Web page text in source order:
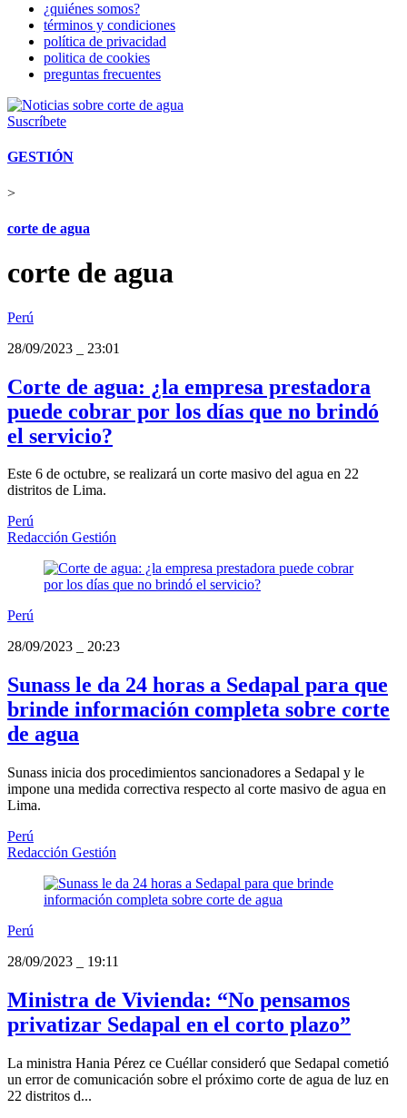
¿quiénes somos?
términos y condiciones
política de privacidad
politica de cookies
preguntas frecuentes
Suscríbete
GESTIÓN
>
corte de agua
corte de agua
Perú
28/09/2023
23:01
Corte de agua: ¿la empresa prestadora
puede cobrar por los días que no brindó
el servicio?
Este 6 de octubre, se realizará un corte masivo del agua en 22
distritos de Lima.
Perú
Redacción Gestión
Perú
28/09/2023
20:23
Sunass le da 24 horas a Sedapal para que
brinde información completa sobre corte
de agua
Sunass inicia dos procedimientos sancionadores a Sedapal y le
impone una medida correctiva respecto al corte masivo de agua en
Lima.
Perú
Redacción Gestión
Perú
28/09/2023
19:11
Ministra de Vivienda: “No pensamos
privatizar Sedapal en el corto plazo”
La ministra Hania Pérez ce Cuéllar consideró que Sedapal cometió
un error de comunicación sobre el próximo corte de agua de luz en
22 distritos d...